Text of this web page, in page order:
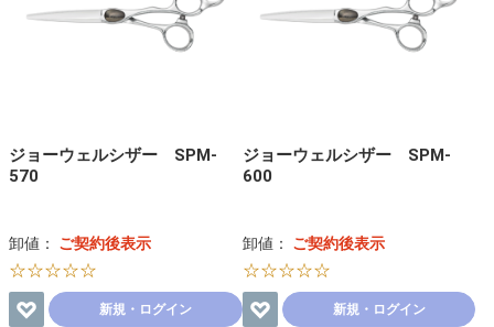
ジョーウェルシザー SPM-
570
卸値： ご契約後表示
☆☆☆☆☆
新規・ログイン
ジョーウェルシザー SPM-
600
卸値： ご契約後表示
☆☆☆☆☆
新規・ログイン